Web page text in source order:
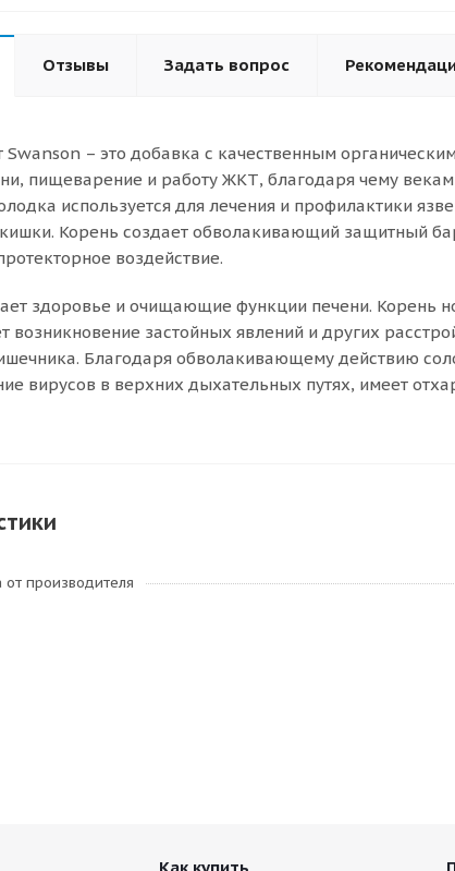
Отзывы Задать вопрос
Swanson – это добавка с качественным
пищеварение и работу ЖКТ, благодаря чему
используется для лечения и профилактики
Корень создает обволакивающий защитный
воздействие.
здоровье и очищающие функции печени. Корень
возникновение застойных явлений и других
Благодаря обволакивающему действию
вирусов в верхних дыхательных путях, имеет
производителя
Как купить